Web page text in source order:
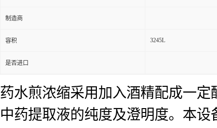
制造商
容积 3245L
是否进口
药水煎浓缩采用加入酒精配成一
中药提取液的纯度及澄明度。本